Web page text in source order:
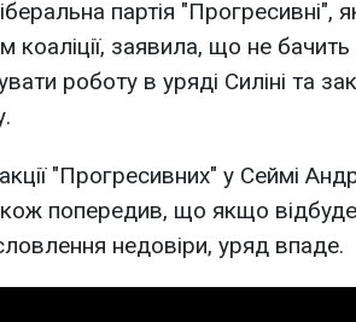
партія
коаліції, заявила, що не
роботу в уряді Силіні та
"Прогресивних" у Сеймі
попередив, що якщо
недовіри, уряд впаде.